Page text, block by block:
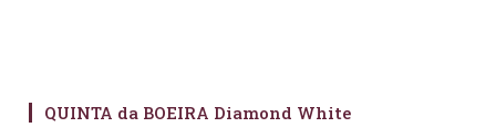
QUINTA da BOEIRA Diamond White